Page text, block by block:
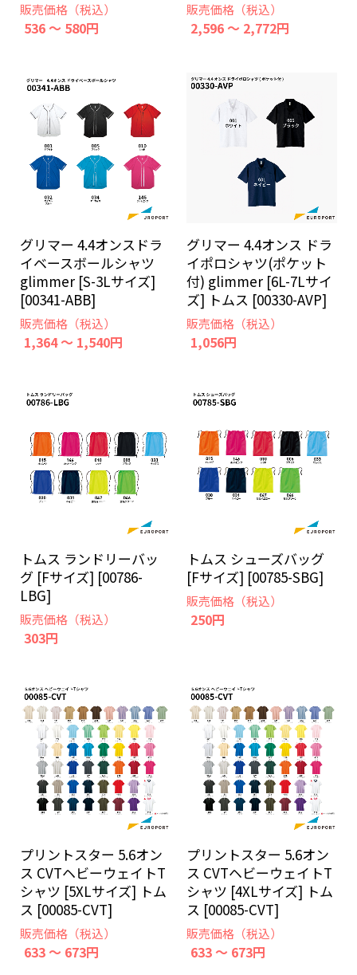
販売価格（税込）
536 ～ 580円
販売価格（税込）
2,596 ～ 2,772円
グリマー 4.4オンスドラ
イベースボールシャツ
glimmer [S-3Lサイズ]
[00341-ABB]
販売価格（税込）
1,364 ～ 1,540円
グリマー 4.4オンス ドラ
イポロシャツ(ポケット
付) glimmer [6L-7Lサイ
ズ] トムス [00330-AVP]
販売価格（税込）
1,056円
トムス ランドリーバッ
グ [Fサイズ] [00786-
LBG]
販売価格（税込）
303円
トムス シューズバッグ
[Fサイズ] [00785-SBG]
販売価格（税込）
250円
プリントスター 5.6オン
ス CVTヘビーウェイトT
シャツ [5XLサイズ] トム
ス [00085-CVT]
販売価格（税込）
633 ～ 673円
プリントスター 5.6オン
ス CVTヘビーウェイトT
シャツ [4XLサイズ] トム
ス [00085-CVT]
販売価格（税込）
633 ～ 673円